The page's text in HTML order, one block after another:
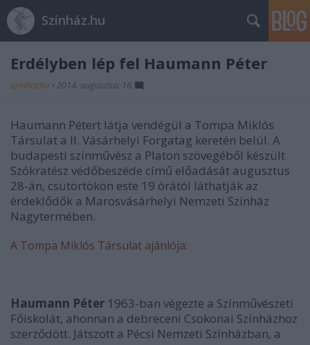
Színház.hu
Erdélyben lép fel Haumann Péter
szinhazhu • 2014. augusztus 16.
Haumann Pétert látja vendégül a Tompa Miklós
Társulat a II. Vásárhelyi Forgatag keretén belül. A
budapesti színművész a Platon szövegéből készült
Szókratész védőbeszéde című előadását augusztus
28-án, csütörtökön este 19 órától láthatják az
érdeklődők a Marosvásárhelyi Nemzeti Színház
Nagytermében.
A Tompa Miklós Társulat ajánlója:
Haumann Péter 1963-ban végezte a Színművészeti
Főiskolát, ahonnan a debreceni Csokonai Színházhoz
szerződött. Játszott a Pécsi Nemzeti Színházban, a